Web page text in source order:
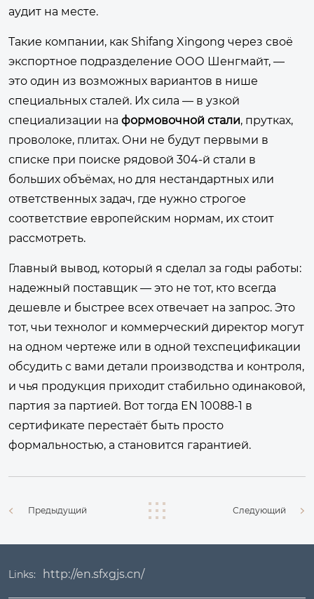
аудит на месте.
Такие компании, как Shifang Xingong через своё
экспортное подразделение ООО Шенгмайт, —
это один из возможных вариантов в нише
специальных сталей. Их сила — в узкой
специализации на формовочной стали, прутках,
проволоке, плитах. Они не будут первыми в
списке при поиске рядовой 304-й стали в
больших объёмах, но для нестандартных или
ответственных задач, где нужно строгое
соответствие европейским нормам, их стоит
рассмотреть.
Главный вывод, который я сделал за годы работы:
надежный поставщик — это не тот, кто всегда
дешевле и быстрее всех отвечает на запрос. Это
тот, чьи технолог и коммерческий директор могут
на одном чертеже или в одной техспецификации
обсудить с вами детали производства и контроля,
и чья продукция приходит стабильно одинаковой,
партия за партией. Вот тогда EN 10088-1 в
сертификате перестаёт быть просто
формальностью, а становится гарантией.
Предыдущий Следующий
Links: http://en.sfxgjs.cn/